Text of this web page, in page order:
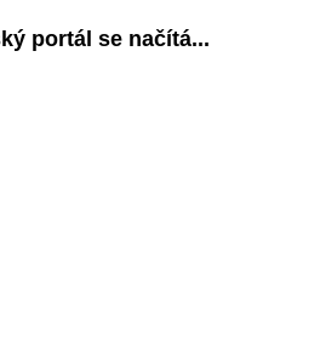
portál se načítá...